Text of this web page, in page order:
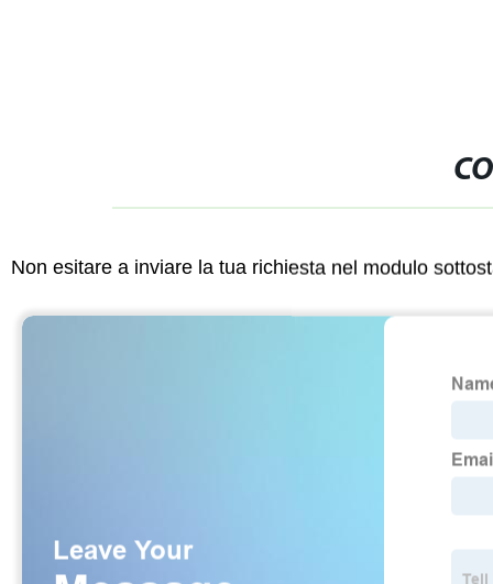
Non esitare a inviare la tua richiesta nel modulo